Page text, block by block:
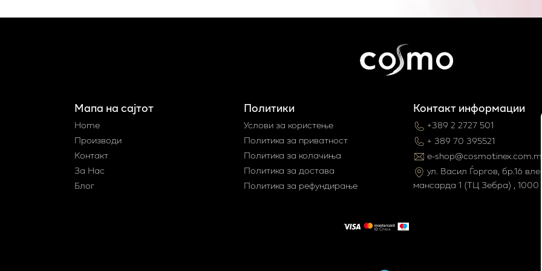
Мапа на сајтот
Home
Производи
Контакт
За Нас
Блог
Политики
Услови за користење
Политика за приватност
Политика за колачиња
Политика за достава
Политика за рефундирање
Контакт информации
+389 2 2727 501
+ 389 70 395521
e-shop@cosmotinex.com.mk
ул. Васил Ѓоргов, бр.16 влез
мaнсарда 1 (ТЦ Зебра) , 1000